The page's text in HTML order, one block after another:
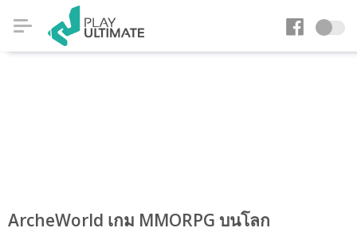
ArcheWorld เกม MMORPG บนโลก